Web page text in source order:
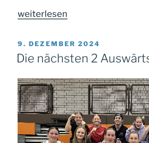
„Spannendes
führt
zur
weiterlesen
VERÖFFENTLICHT
AM
9. DEZEMBER 2024
Die nächsten 2